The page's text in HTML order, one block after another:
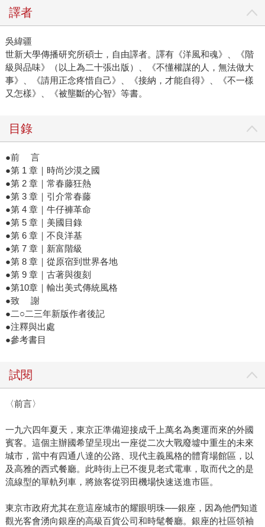
譯者
吳緯疆
世新大學傳播研究所碩士，自由譯者。譯有《洋風和魂》、《階
級與品味》（以上為二十張出版）、《不懂權謀的人，無法做大
事》、《請用正念疼惜自己》、《接納，才能自得》、《不一樣
又怎樣》、《被壟斷的心智》等書。
目錄
●前 言
●第 1 章｜時尚沙漠之國
●第 2 章｜常春藤狂熱
●第 3 章｜引介常春藤
●第 4 章｜牛仔褲革命
●第 5 章｜美國目錄
●第 6 章｜不良洋基
●第 7 章｜新富階級
●第 8 章｜從原宿到世界各地
●第 9 章｜古著與復刻
●第10章｜輸出美式傳統風格
●致 謝
●二○二三年新版作者後記
●注釋與出處
●參考書目
試閱
〈前言〉
一九六四年夏天，東京正準備迎接成千上萬名為奧運而來的外國
賓客。這個主辦國希望呈現出一座從二次大戰廢墟中重生的未來
城市，當中有四通八達的公路、現代主義風格的體育場館區，以
及高雅的西式餐廳。此時街上已不復見老式電車，取而代之的是
流線型的單軌列車，將旅客從羽田機場快速送進市區。
東京市政府尤其在意這座城市的耀眼明珠──銀座，因為他們知道
觀光客會湧向銀座的高級百貨公司和時髦餐廳。銀座的社區領袖